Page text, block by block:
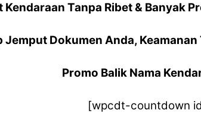
Kendaraan Tanpa Ribet & Banyak
Jemput Dokumen Anda,
Promo Balik Nama
[wpcdt-countdown